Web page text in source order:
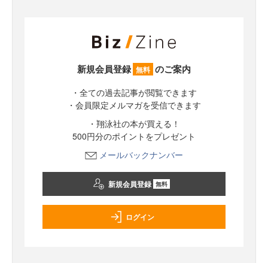
新規会員登録 無料 のご案内
・全ての過去記事が閲覧できます
・会員限定メルマガを受信できます
・翔泳社の本が買える！
500円分のポイントをプレゼント
メールバックナンバー
新規会員登録 無料
ログイン